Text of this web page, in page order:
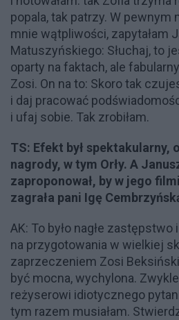
popala, tak patrzy. W pewnym
mnie wątpliwości, zapytałam
Matuszyńskiego: Słuchaj, to
oparty na faktach, ale
Zosi. On na to: Skoro tak
i daj pracować
i ufaj sobie. Tak zrobiłam.
TS: Efekt był spektakularny,
nagrody, w tym Orły. A
zaproponował, by w jego
zagrała pani Igę
AK: To było nagłe zastępstwo
na przygotowania w wielkiej
zaprzeczeniem Zosi
być mocna, wychylona.
reżyserowi idiotycznego
tym razem musiałam.